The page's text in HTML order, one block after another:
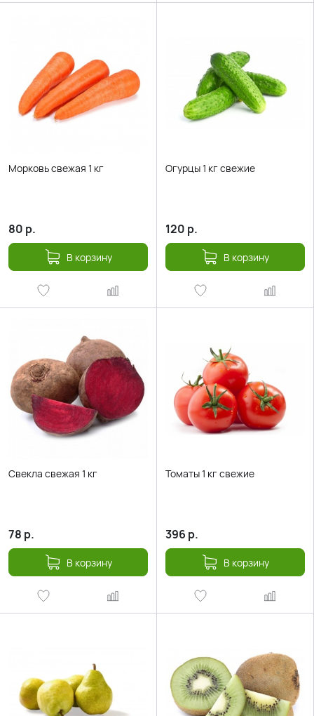
Морковь свежая 1 кг
80 р.
В корзину
Огурцы 1 кг свежие
120 р.
В корзину
Свекла свежая 1 кг
78 р.
В корзину
Томаты 1 кг свежие
396 р.
В корзину